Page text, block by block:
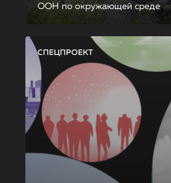
ООН по окружающей среде
СПЕЦПРОЕКТ